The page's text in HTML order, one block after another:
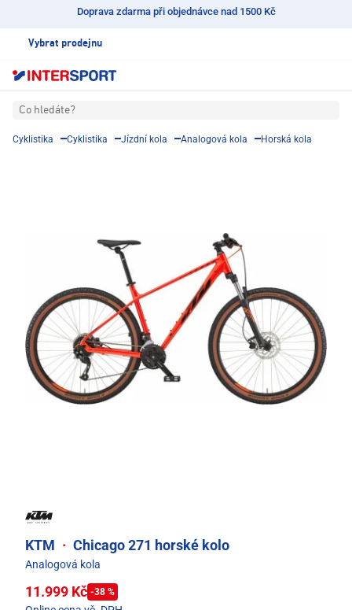
Doprava zdarma při objednávce nad 1500 Kč
Vybrat prodejnu
Co hledáte?
Cyklistika Cyklistika Jízdní kola Analogová kola Horská kola
KTM · Chicago 271 horské kolo
Analogová kola
11.999 Kč -38 %